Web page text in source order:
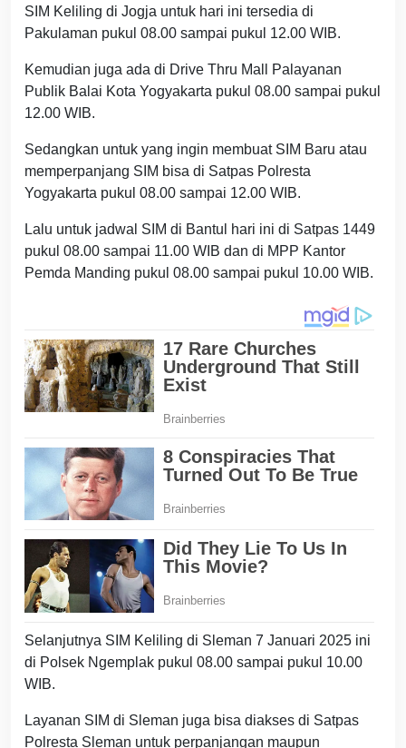
SIM Keliling di Jogja untuk hari ini tersedia di
Pakulaman pukul 08.00 sampai pukul 12.00 WIB.
Kemudian juga ada di Drive Thru Mall Palayanan
Publik Balai Kota Yogyakarta pukul 08.00 sampai pukul
12.00 WIB.
Sedangkan untuk yang ingin membuat SIM Baru atau
memperpanjang SIM bisa di Satpas Polresta
Yogyakarta pukul 08.00 sampai 12.00 WIB.
Lalu untuk jadwal SIM di Bantul hari ini di Satpas 1449
pukul 08.00 sampai 11.00 WIB dan di MPP Kantor
Pemda Manding pukul 08.00 sampai pukul 10.00 WIB.
Selanjutnya SIM Keliling di Sleman 7 Januari 2025 ini
di Polsek Ngemplak pukul 08.00 sampai pukul 10.00
WIB.
Layanan SIM di Sleman juga bisa diakses di Satpas
Polresta Sleman untuk perpanjangan maupun